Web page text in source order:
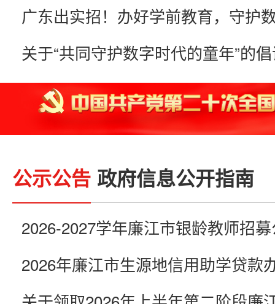
关于“共同守护数字时代的童年”的
公示公告 政府信息公开指南
2026-2027学年廉江市银龄教师招